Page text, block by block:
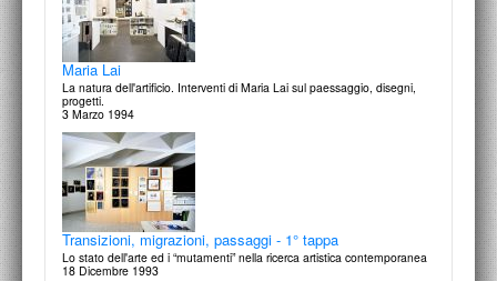
Maria Lai
La natura dell'artificio. Interventi di Maria Lai sul paessaggio, disegni,
progetti.
3 Marzo 1994
Transizioni, migrazioni, passaggi - 1° tappa
Lo stato dell'arte ed i “mutamenti” nella ricerca artistica contemporanea
18 Dicembre 1993